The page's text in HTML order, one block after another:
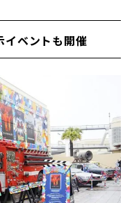
イベントも開催